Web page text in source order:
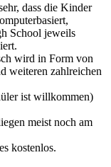
dass die Kinder
School jeweils
wird in Form von
weiteren zahlreichen
ist willkommen)
meist noch am
kostenlos.